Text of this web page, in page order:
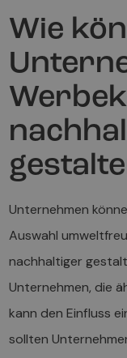
Wie
Unternehmen
Auswahl
nachhaltiger
Unternehmen, die
kann den Einfluss
sollten